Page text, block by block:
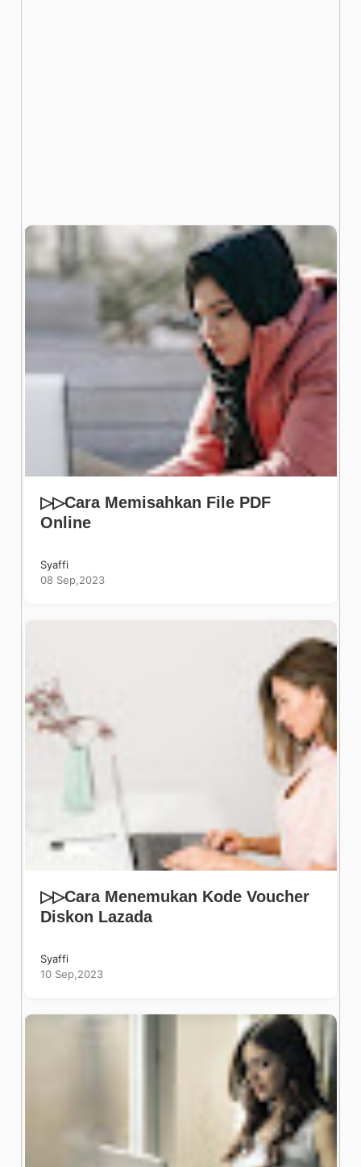
▷▷Cara Memisahkan File PDF
Online
Syaffi
08 Sep,2023
▷▷Cara Menemukan Kode Voucher
Diskon Lazada
Syaffi
10 Sep,2023